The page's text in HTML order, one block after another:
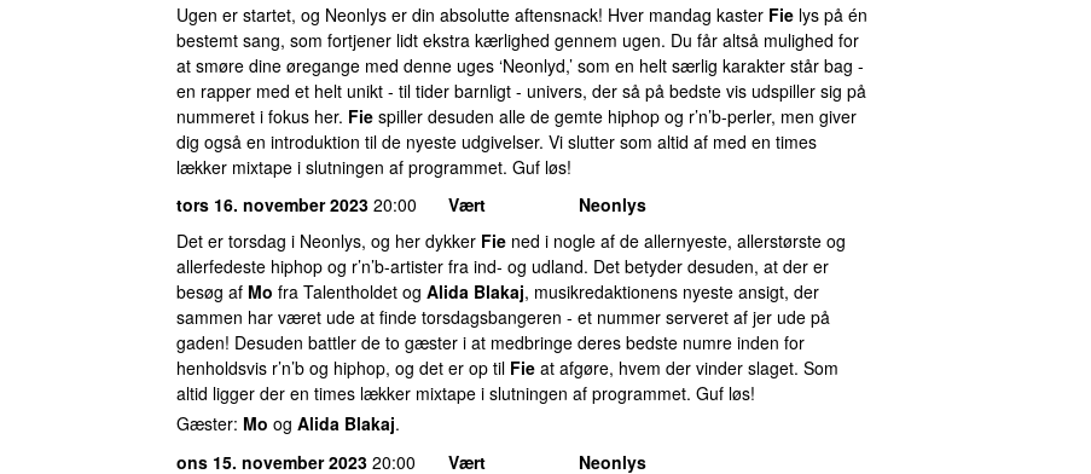
Ugen er startet, og Neonlys er din absolutte aftensnack! Hver mandag kaster Fie lys på én
bestemt sang, som fortjener lidt ekstra kærlighed gennem ugen. Du får altså mulighed for
at smøre dine øregange med denne uges ‘Neonlyd,’ som en helt særlig karakter står bag -
en rapper med et helt unikt - til tider barnligt - univers, der så på bedste vis udspiller sig på
nummeret i fokus her. Fie spiller desuden alle de gemte hiphop og r’n’b-perler, men giver
dig også en introduktion til de nyeste udgivelser. Vi slutter som altid af med en times
lækker mixtape i slutningen af programmet. Guf løs!
tors 16. november 2023 20:00 Vært
Neonlys
Det er torsdag i Neonlys, og her dykker Fie ned i nogle af de allernyeste, allerstørste og
allerfedeste hiphop og r’n’b-artister fra ind- og udland. Det betyder desuden, at der er
besøg af Mo fra Talentholdet og Alida Blakaj, musikredaktionens nyeste ansigt, der
sammen har været ude at finde torsdagsbangeren - et nummer serveret af jer ude på
gaden! Desuden battler de to gæster i at medbringe deres bedste numre inden for
henholdsvis r’n’b og hiphop, og det er op til Fie at afgøre, hvem der vinder slaget. Som
altid ligger der en times lækker mixtape i slutningen af programmet. Guf løs!
Gæster: Mo og Alida Blakaj.
ons 15. november 2023 20:00 Vært
Neonlys